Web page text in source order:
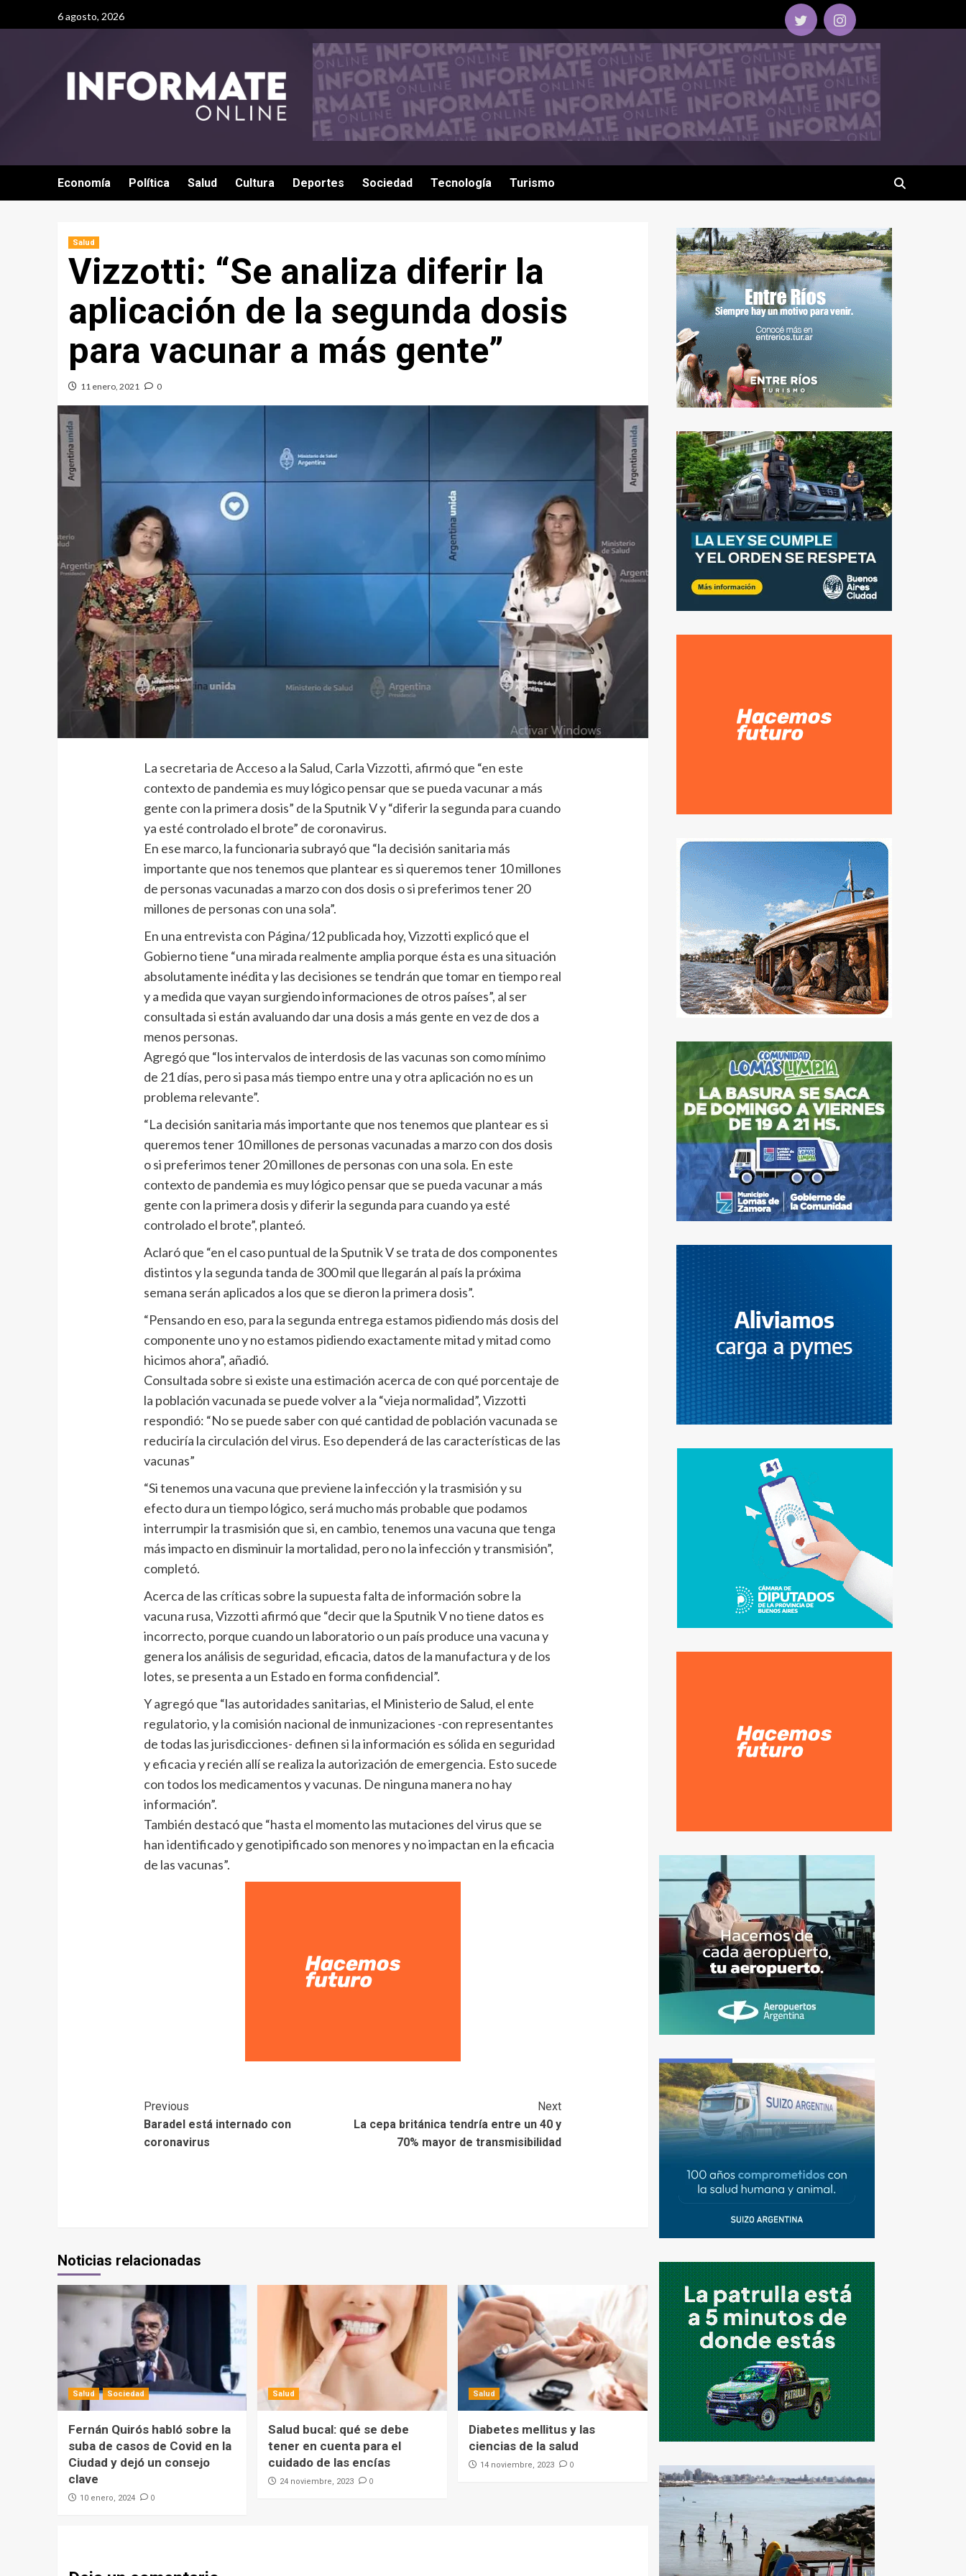
6 agosto, 2026
Economía Política Salud Cultura Deportes Sociedad Tecnología Turismo
Salud
Vizzotti: “Se analiza diferir la
aplicación de la segunda dosis
para vacunar a más gente”
11 enero, 2021 0
La secretaria de Acceso a la Salud, Carla Vizzotti, afirmó que “en este
contexto de pandemia es muy lógico pensar que se pueda vacunar a más
gente con la primera dosis” de la Sputnik V y “diferir la segunda para cuando
ya esté controlado el brote” de coronavirus.
En ese marco, la funcionaria subrayó que “la decisión sanitaria más
importante que nos tenemos que plantear es si queremos tener 10 millones
de personas vacunadas a marzo con dos dosis o si preferimos tener 20
millones de personas con una sola”.
En una entrevista con Página/12 publicada hoy, Vizzotti explicó que el
Gobierno tiene “una mirada realmente amplia porque ésta es una situación
absolutamente inédita y las decisiones se tendrán que tomar en tiempo real
y a medida que vayan surgiendo informaciones de otros países”, al ser
consultada si están avaluando dar una dosis a más gente en vez de dos a
menos personas.
Agregó que “los intervalos de interdosis de las vacunas son como mínimo
de 21 días, pero si pasa más tiempo entre una y otra aplicación no es un
problema relevante”.
“La decisión sanitaria más importante que nos tenemos que plantear es si
queremos tener 10 millones de personas vacunadas a marzo con dos dosis
o si preferimos tener 20 millones de personas con una sola. En este
contexto de pandemia es muy lógico pensar que se pueda vacunar a más
gente con la primera dosis y diferir la segunda para cuando ya esté
controlado el brote”, planteó.
Aclaró que “en el caso puntual de la Sputnik V se trata de dos componentes
distintos y la segunda tanda de 300 mil que llegarán al país la próxima
semana serán aplicados a los que se dieron la primera dosis”.
“Pensando en eso, para la segunda entrega estamos pidiendo más dosis del
componente uno y no estamos pidiendo exactamente mitad y mitad como
hicimos ahora”, añadió.
Consultada sobre si existe una estimación acerca de con qué porcentaje de
la población vacunada se puede volver a la “vieja normalidad”, Vizzotti
respondió: “No se puede saber con qué cantidad de población vacunada se
reduciría la circulación del virus. Eso dependerá de las características de las
vacunas”
“Si tenemos una vacuna que previene la infección y la trasmisión y su
efecto dura un tiempo lógico, será mucho más probable que podamos
interrumpir la trasmisión que si, en cambio, tenemos una vacuna que tenga
más impacto en disminuir la mortalidad, pero no la infección y transmisión”,
completó.
Acerca de las críticas sobre la supuesta falta de información sobre la
vacuna rusa, Vizzotti afirmó que “decir que la Sputnik V no tiene datos es
incorrecto, porque cuando un laboratorio o un país produce una vacuna y
genera los análisis de seguridad, eficacia, datos de la manufactura y de los
lotes, se presenta a un Estado en forma confidencial”.
Y agregó que “las autoridades sanitarias, el Ministerio de Salud, el ente
regulatorio, y la comisión nacional de inmunizaciones -con representantes
de todas las jurisdicciones- definen si la información es sólida en seguridad
y eficacia y recién allí se realiza la autorización de emergencia. Esto sucede
con todos los medicamentos y vacunas. De ninguna manera no hay
información”.
También destacó que “hasta el momento las mutaciones del virus que se
han identificado y genotipificado son menores y no impactan en la eficacia
de las vacunas”.
Previous
Baradel está internado con
coronavirus
Next
La cepa británica tendría entre un 40 y
70% mayor de transmisibilidad
Noticias relacionadas
Salud Sociedad
Fernán Quirós habló sobre la
suba de casos de Covid en la
Ciudad y dejó un consejo
clave
10 enero, 2024 0
Salud
Salud bucal: qué se debe
tener en cuenta para el
cuidado de las encías
24 noviembre, 2023 0
Salud
Diabetes mellitus y las
ciencias de la salud
14 noviembre, 2023 0